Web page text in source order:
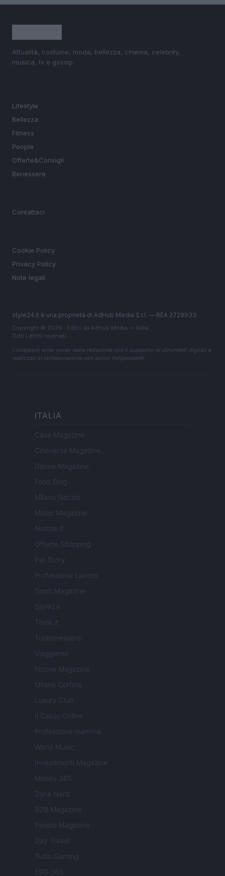
Attualità, costume, moda, bellezza, cinema, celebrity,
musica, tv e gossip.
Lifestyle
Bellezza
Fitness
People
Offerte&Consigli
Benessere
Contattaci
Cookie Policy
Privacy Policy
Note legali
style24.it è una proprietà di AdHub Media S.r.l. — REA 2729933
Copyright © 2026 · Edito da AdHub Media — Italia
Tutti i diritti riservati
I contenuti sono curati dalla redazione con il supporto di strumenti digitali e
realizzati in collaborazione con autori indipendenti.
ITALIA
Casa Magazine
Cineverse Magazine
Donne Magazine
Food Blog
Milano Notizie
Motor Magazine
Notizie.it
Offerte Shopping
Pet Story
Professione Lavoro
Sport Magazine
Style24
Think.it
Tuobenessere
Viaggiamo
Nonne Magazine
Milano Cortina
Luxury Club
Il Calcio Online
Professione mamma
World Music
Investimenti Magazine
Money 365
Zona Nerd
B2B Magazine
People Magazine
Day Travel
Tutto Gaming
ESG 365